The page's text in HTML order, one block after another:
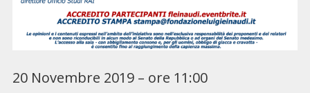
20 Novembre 2019 – ore 11:00